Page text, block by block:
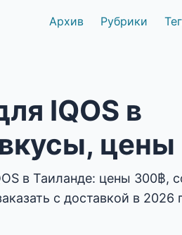
Архив Рубрики
IQOS в
цены
в Таиланде: цены 300฿,
с доставкой в 2026